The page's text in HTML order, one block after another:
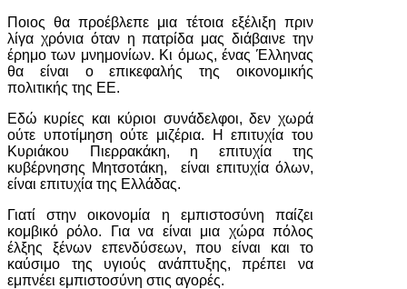
Ποιος θα προέβλεπε μια τέτοια εξέλιξη πριν
λίγα χρόνια όταν η πατρίδα μας διάβαινε την
έρημο των μνημονίων. Κι όμως, ένας Έλληνας
θα είναι ο επικεφαλής της οικονομικής
πολιτικής της ΕΕ.
Εδώ κυρίες και κύριοι συνάδελφοι, δεν χωρά
ούτε υποτίμηση ούτε μιζέρια. Η επιτυχία του
Κυριάκου Πιερρακάκη, η επιτυχία της
κυβέρνησης Μητσοτάκη, είναι επιτυχία όλων,
είναι επιτυχία της Ελλάδας.
Γιατί στην οικονομία η εμπιστοσύνη παίζει
κομβικό ρόλο. Για να είναι μια χώρα πόλος
έλξης ξένων επενδύσεων, που είναι και το
καύσιμο της υγιούς ανάπτυξης, πρέπει να
εμπνέει εμπιστοσύνη στις αγορές.